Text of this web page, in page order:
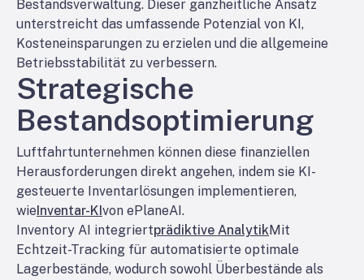
Bestandsverwaltung. Dieser ganzheitliche Ansatz
unterstreicht das umfassende Potenzial von KI,
Kosteneinsparungen zu erzielen und die allgemeine
Betriebsstabilität zu verbessern.
Strategische
Bestandsoptimierung
Luftfahrtunternehmen können diese finanziellen
Herausforderungen direkt angehen, indem sie KI-
gesteuerte Inventarlösungen implementieren,
wieInventar-KIvon ePlaneAI.
Inventory AI integriertprädiktive AnalytikMit
Echtzeit-Tracking für automatisierte optimale
Lagerbestände, wodurch sowohl Überbestände als